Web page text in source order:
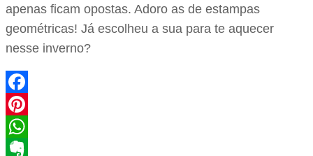
apenas ficam opostas. Adoro as de estampas
geométricas! Já escolheu a sua para te aquecer
nesse inverno?
Facebook
Pinterest
WhatsApp